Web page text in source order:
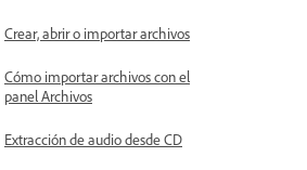
Crear, abrir o importar archivos
Cómo importar archivos con el
panel Archivos
Extracción de audio desde CD